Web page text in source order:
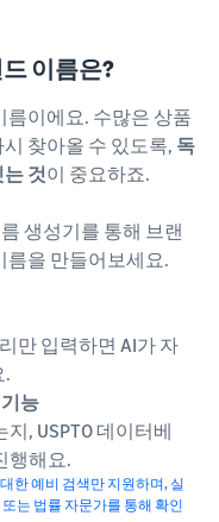
이름은?
름이에요. 수많은 상품
찾아올 수 있도록, 독
것이 중요하죠.
생성기를 통해 브랜
름을 만들어보세요.
만 입력하면 AI가 자
.
능
, USPTO 데이터베
행해요.
한 예비 검색만 지원하며, 실
는 법률 자문가를 통해 확인